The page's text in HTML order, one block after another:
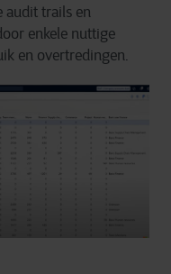
audit trails en
enkele nuttige
en overtredingen.